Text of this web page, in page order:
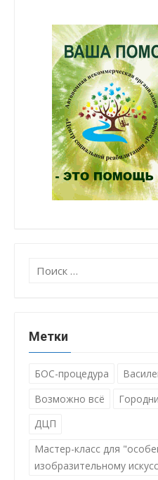
Поиск:
Метки
БОС-процедура
Возможно всё
ДЦП
Мастер-класс для
изобразительному